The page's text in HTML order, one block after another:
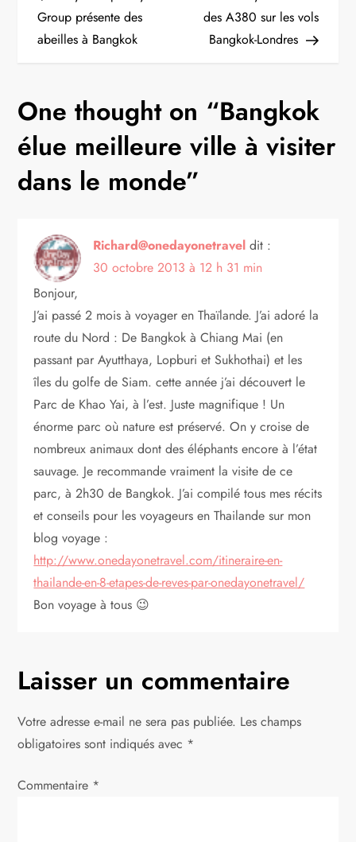
a
v
g
a
t
i
o
n
d
e
l
’
a
r
t
i
l
e
Group présente des
abeilles à Bangkok
des A380 sur les vols
Bangkok-Londres
One thought on “Bangkok
élue meilleure ville à visiter
dans le monde”
Richard@onedayonetravel dit :
30 octobre 2013 à 12 h 31 min
Bonjour,
J’ai passé 2 mois à voyager en Thaïlande. J’ai adoré la
route du Nord : De Bangkok à Chiang Mai (en
passant par Ayutthaya, Lopburi et Sukhothai) et les
îles du golfe de Siam. cette année j’ai découvert le
Parc de Khao Yai, à l’est. Juste magnifique ! Un
énorme parc où nature est préservé. On y croise de
nombreux animaux dont des éléphants encore à l’état
sauvage. Je recommande vraiment la visite de ce
parc, à 2h30 de Bangkok. J’ai compilé tous mes récits
et conseils pour les voyageurs en Thailande sur mon
blog voyage :
http://www.onedayonetravel.com/itineraire-en-
thailande-en-8-etapes-de-reves-par-onedayonetravel/
Bon voyage à tous 😉
Laisser un commentaire
Votre adresse e-mail ne sera pas publiée. Les champs
obligatoires sont indiqués avec *
Commentaire *